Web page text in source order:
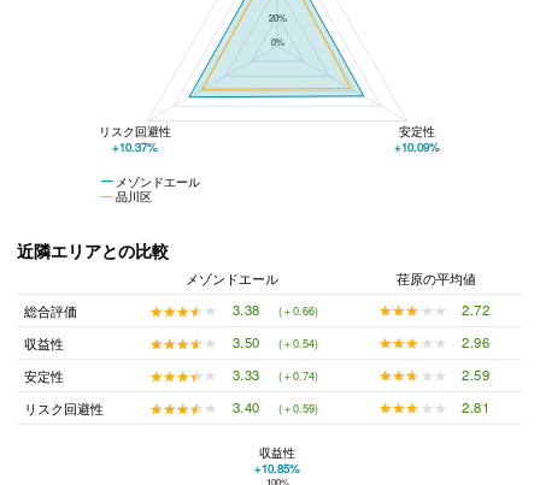
20%
0%
メゾンドエール
品川区
リスク回避性
+10.37%
安定性
+10.09%
近隣エリアとの比較
メゾンドエール
荏原の平均値
総合評価
★★★★★
★★★★★ 3.38 (＋0.66) ★★★★★
★★★★★
2.72
収益性
★★★★★
★★★★★ 3.50 (＋0.54) ★★★★★
★★★★★
2.96
安定性
★★★★★
★★★★★ 3.33 (＋0.74) ★★★★★
★★★★★
2.59
リスク回避性
★★★★★
★★★★★ 3.40 (＋0.59) ★★★★★
★★★★★ 2.81
100%
収益性
+10.85%